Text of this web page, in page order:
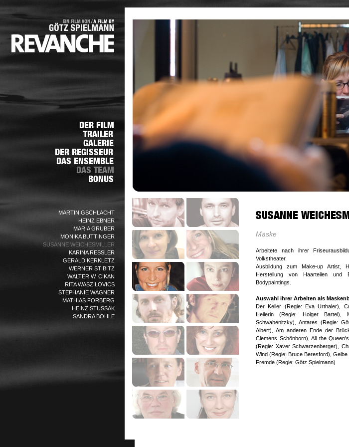
MARTIN GSCHLACHT
HEINZ EBNER
MARIA GRUBER
MONIKA BUTTINGER
SUSANNE WEICHESMILLER
KARINA RESSLER
GERALD KERKLETZ
WERNER STIBITZ
WALTER W. CIKAN
RITA WASZILOVICS
STEPHANIE WAGNER
MATHIAS FORBERG
HEINZ STUSSAK
SANDRA BOHLE
Maske
Arbeitete nach ihrer
Volkstheater.
Ausbildung zum Make-up Artist,
Herstellung von Haarteilen und
Bodypaintings.
Auswahl ihrer Arbeiten als
Der Keller (Regie: Eva Urthaler),
Heilerin (Regie: Holger Bartel),
Schwabenitzky), Antares (Regie:
Albert), Am anderen Ende der
Clemens Schönborn), All the
(Regie: Xaver Schwarzenberger),
Wind (Regie: Bruce Beresford),
Fremde (Regie: Götz Spielmann)